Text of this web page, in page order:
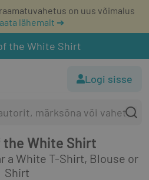
on uus võimalus
lähemalt ➔
the White Shirt
Logi sisse
White Shirt
a White T-Shirt, Blouse or
Shirt